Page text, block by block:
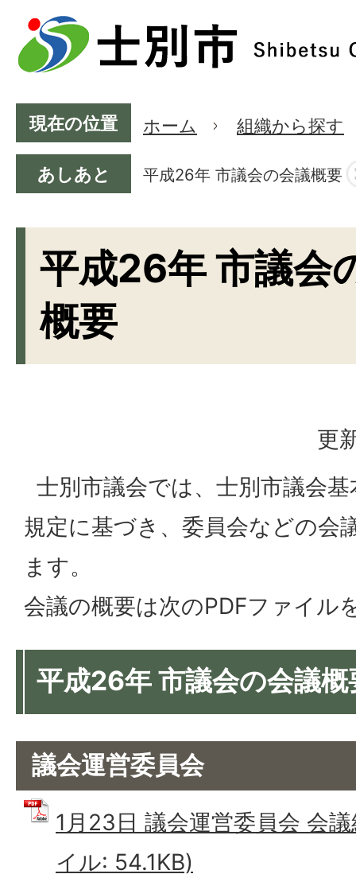
現在の位置 ホーム 組織から探す
あしあと 平成26年 市議会の会議概要
平成26年 市議会
概要
更
士別市議会では、士別市議会
規定に基づき、委員会などの会
ます。
会議の概要は次のPDFファイル
平成26年 市議会の会議概
議会運営委員会
1月23日 議会運営委員会 会
イル: 54.1KB)